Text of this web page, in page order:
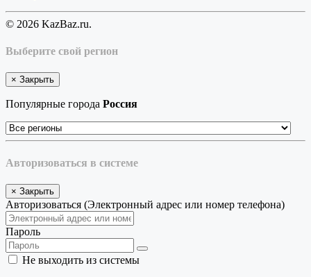
© 2026 KazBaz.ru.
Выберите свой регион
× Закрыть
Популярные города Россия
Авторизоваться в системе
× Закрыть
Авторизоваться (Электронный адрес или номер телефона)
Пароль
Не выходить из системы